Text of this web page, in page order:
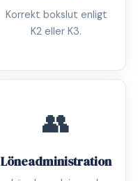
Korrekt bokslut enligt
K2 eller K3.
👥
Löneadministration